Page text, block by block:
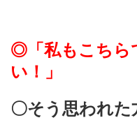
◎「私もこちら
い！」
〇そう思われ